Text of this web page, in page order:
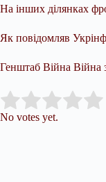
На інших ділянках
Як повідомляв
Генштаб Війна Війна
Rate this item:
No votes yet.